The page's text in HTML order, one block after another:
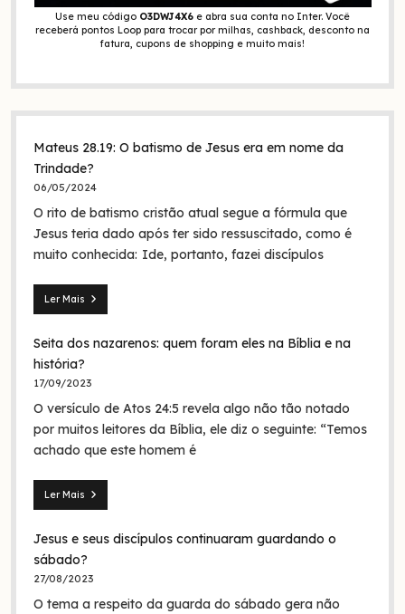
Use meu código O3DWJ4X6 e abra sua conta no Inter. Você
receberá pontos Loop para trocar por milhas, cashback, desconto na
fatura, cupons de shopping e muito mais!
Mateus 28.19: O batismo de Jesus era em nome da
Trindade?
06/05/2024
O rito de batismo cristão atual segue a fórmula que
Jesus teria dado após ter sido ressuscitado, como é
muito conhecida: Ide, portanto, fazei discípulos
Ler Mais
Mateus
O
batismo
de
era
em
nome
da
Seita dos nazarenos: quem foram eles na Bíblia e na
história?
17/09/2023
O versículo de Atos 24:5 revela algo não tão notado
por muitos leitores da Bíblia, ele diz o seguinte: “Temos
achado que este homem é
Ler Mais
Seita
nazarenos:
quem
foram
na
Jesus e seus discípulos continuaram guardando o
sábado?
27/08/2023
O tema a respeito da guarda do sábado gera não